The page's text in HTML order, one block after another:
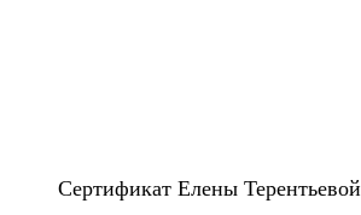
Сертификат Елены Терентьевой